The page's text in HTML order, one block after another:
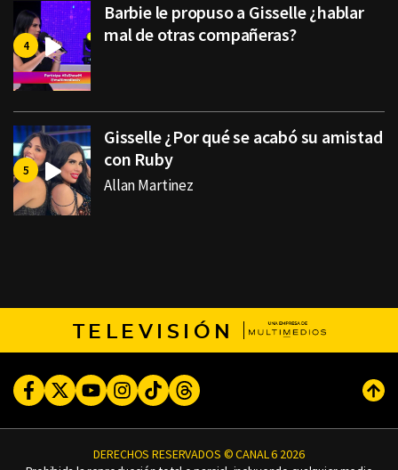
Barbie le propuso a Gisselle ¿hablar
mal de otras compañeras?
Gisselle ¿Por qué se acabó su amistad
con Ruby
Allan Martinez
TELEVISIÓN
FacebookTwitterYoutubeInstagram
TikTokThreads
DERECHOS RESERVADOS © CANAL 6 2026